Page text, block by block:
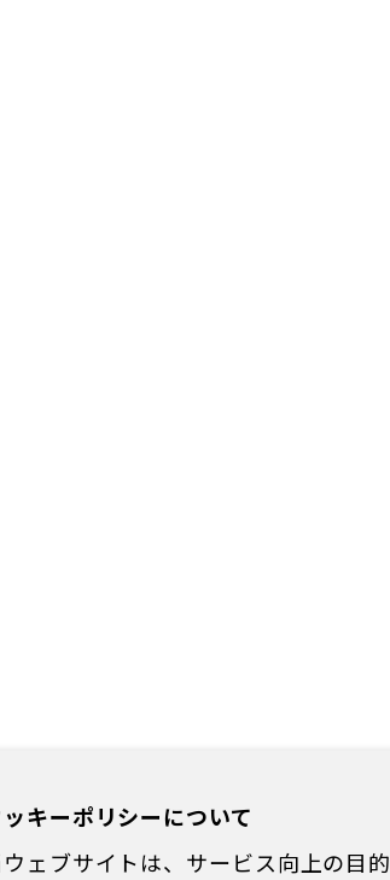
キーポリシーについて
ェブサイトは、サービス向上の目